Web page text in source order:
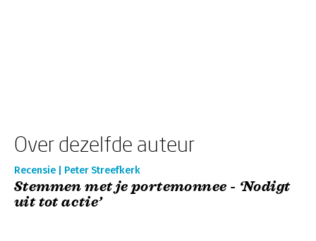
Over dezelfde auteur
Recensie | Peter Streefkerk
Stemmen met je portemonnee - ‘Nodigt
uit tot actie’